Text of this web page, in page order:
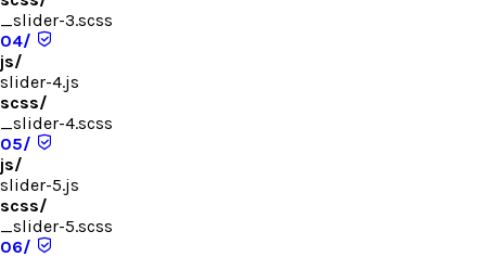
_slider-3.scss
04/
js/
slider-4.js
scss/
_slider-4.scss
05/
js/
slider-5.js
scss/
_slider-5.scss
06/